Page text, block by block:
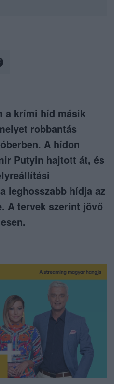
a krími híd másik
robbantás
A hídon
Putyin hajtott át, és
leghosszabb hídja az
A tervek szerint jövő